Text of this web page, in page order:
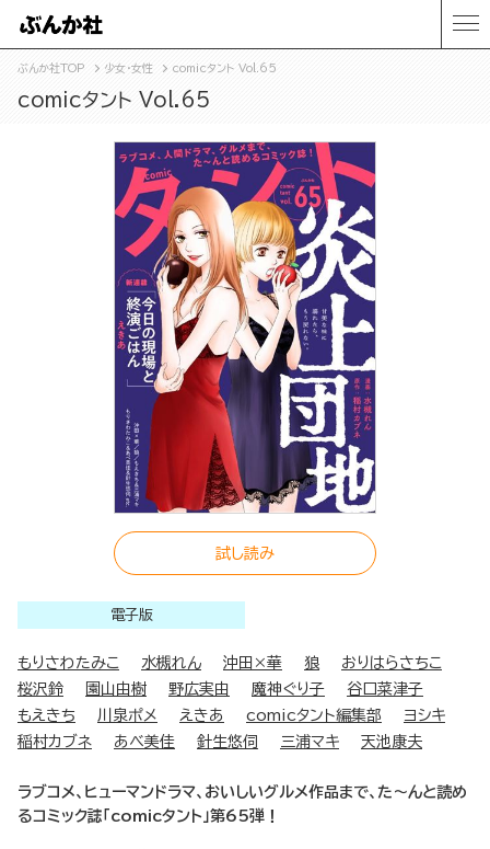
ぶんか社TOP 少女・女性 comicタント Vol.65
comicタント Vol.65
試し読み
電子版
もりさわたみこ 水槻れん 沖田×華 狼
おりはらさちこ
桜沢鈴
園山由樹 野広実由 魔神ぐり子
谷口菜津子
もえきち
川泉ポメ えきあ comicタント編集部
ヨシキ
稲村カブネ
あべ美佳 針生悠伺 三浦マキ 天池康夫
ラブコメ、ヒューマンドラマ、おいしいグルメ作品まで、た～んと読め
るコミック誌「comicタント」第65弾！